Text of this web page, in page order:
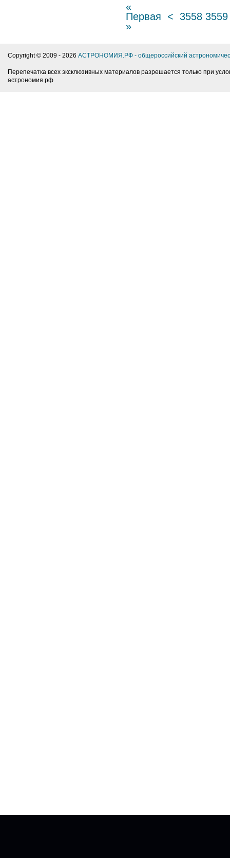
«
Первая
< 3558 3559
»
Copyright © 2009 - 2026 АСТРОНОМИЯ.РФ - общероссийский
Перепечатка всех эксклюзивных материалов разрешается только при
астрономия.рф